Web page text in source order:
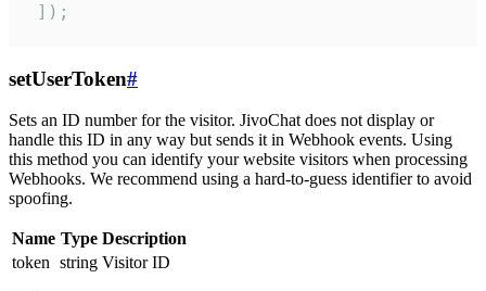
]);
setUserToken#
Sets an ID number for the visitor. JivoChat does not display or
handle this ID in any way but sends it in Webhook events. Using
this method you can identify your website visitors when processing
Webhooks. We recommend using a hard-to-guess identifier to avoid
spoofing.
Name Type Description
token string Visitor ID